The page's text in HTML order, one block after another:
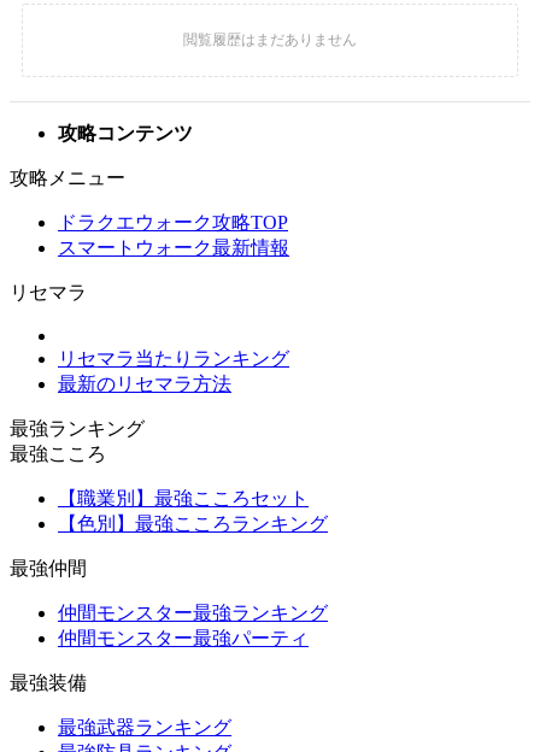
攻略コンテンツ
攻略メニュー
ドラクエウォーク攻略TOP
スマートウォーク最新情報
リセマラ
リセマラ当たりランキング
最新のリセマラ方法
最強ランキング
最強こころ
【職業別】最強こころセット
【色別】最強こころランキング
最強仲間
仲間モンスター最強ランキング
仲間モンスター最強パーティ
最強装備
最強武器ランキング